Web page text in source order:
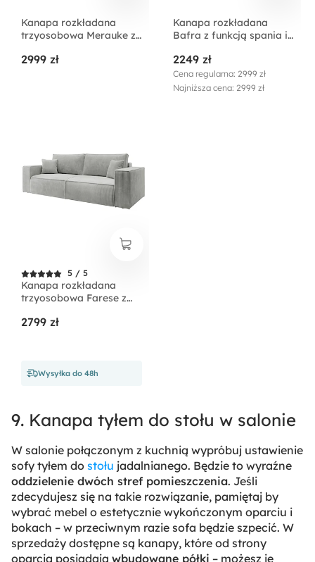
Kanapa rozkładana
trzyosobowa Merauke z
velvet
2999 zł
Kanapa rozkładana
Bafra z funkcją spania i
szara velvet
2249 zł
Cena regularna: 2999 zł
Najniższa cena: 2999 zł
5 / 5
Kanapa rozkładana
trzyosobowa Farese z
sztruks
2799 zł
Wysyłka do 48h
9. Kanapa tyłem do stołu w salonie
W salonie połączonym z kuchnią wypróbuj ustawienie
sofy tyłem do stołu jadalnianego. Będzie to wyraźne
oddzielenie dwóch stref pomieszczenia. Jeśli
zdecydujesz się na takie rozwiązanie, pamiętaj by
wybrać mebel o estetycznie wykończonym oparciu i
bokach – w przeciwnym razie sofa będzie szpecić. W
sprzedaży dostępne są kanapy, które od strony
oparcia posiadają wbudowane półki – możesz je